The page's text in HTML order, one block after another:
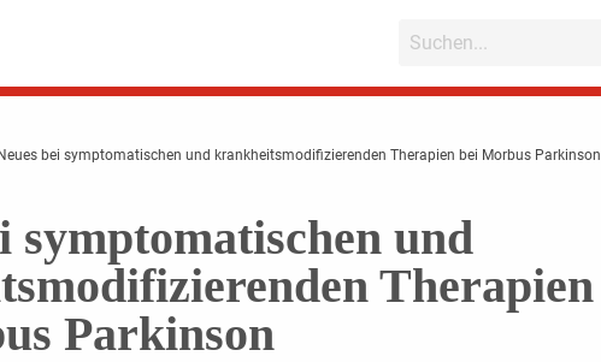
bei symptomatischen und krankheitsmodifizierenden Therapien bei Morbus Parkinson
symptomatischen und
Therapien
Parkinson